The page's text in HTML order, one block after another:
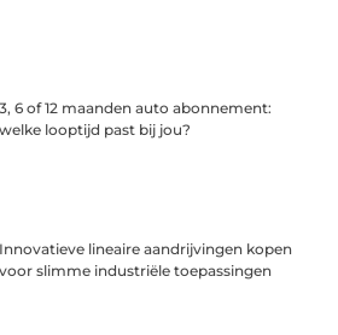
3, 6 of 12 maanden auto abonnement:
welke looptijd past bij jou?
Innovatieve lineaire aandrijvingen kopen
voor slimme industriële toepassingen